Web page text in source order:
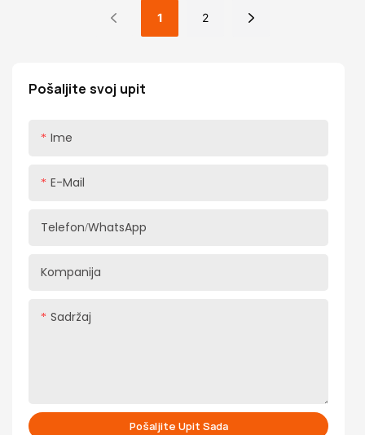
Pošaljite svoj upit
Ime
E-Mail
Telefon/WhatsApp
Kompanija
Sadržaj
Pošaljite Upit Sada
korištenje. Njegov jednostavan i praktičan dizajn čini ga
izborom ručki ormara za većinu mladih ljudi. Prvo,
1 2